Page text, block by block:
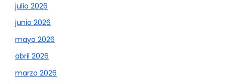
julio 2026
junio 2026
mayo 2026
abril 2026
marzo 2026